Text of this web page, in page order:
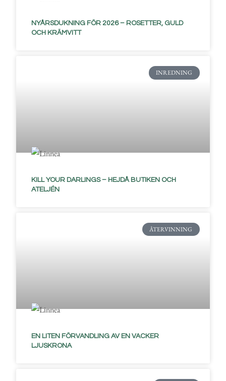
NYÅRSDUKNING FÖR 2026 – ROSETTER, GULD
OCH KRÄMVITT
INREDNING
KILL YOUR DARLINGS – HEJDÅ BUTIKEN OCH
ATELJÉN
ÅTERVINNING
EN LITEN FÖRVANDLING AV EN VACKER
LJUSKRONA